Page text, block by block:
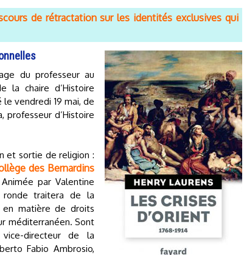
de rétractation sur les identités exclusives qui
du professeur au
la chaire d’Histoire
vendredi 19 mai, de
professeur d’Histoire
et sortie de religion :
des Bernardins
par Valentine
ronde traitera de la
en matière de droits
méditerranéen. Sont
directeur de la
Fabio Ambrosio,